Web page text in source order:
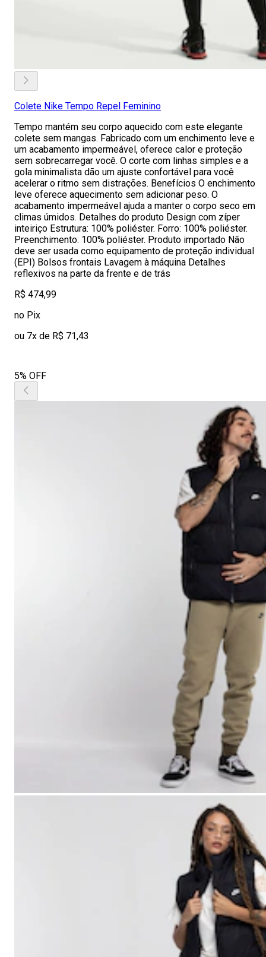
Colete Nike Tempo Repel Feminino
Tempo mantém seu corpo aquecido com este elegante
colete sem mangas. Fabricado com um enchimento leve e
um acabamento impermeável, oferece calor e proteção
sem sobrecarregar você. O corte com linhas simples e a
gola minimalista dão um ajuste confortável para você
acelerar o ritmo sem distrações. Benefícios O enchimento
leve oferece aquecimento sem adicionar peso. O
acabamento impermeável ajuda a manter o corpo seco em
climas úmidos. Detalhes do produto Design com zíper
inteiriço Estrutura: 100% poliéster. Forro: 100% poliéster.
Preenchimento: 100% poliéster. Produto importado Não
deve ser usada como equipamento de proteção individual
(EPI) Bolsos frontais Lavagem à máquina Detalhes
reflexivos na parte da frente e de trás
R$ 474,99
no Pix
ou 7x de R$ 71,43
5% OFF